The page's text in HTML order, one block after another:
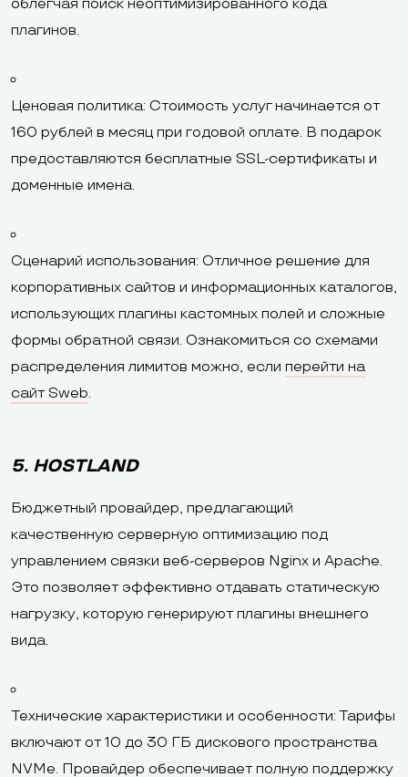
облегчая поиск неоптимизированного кода
плагинов.
Ценовая политика: Стоимость услуг начинается от
160 рублей в месяц при годовой оплате. В подарок
предоставляются бесплатные SSL-сертификаты и
доменные имена.
Сценарий использования: Отличное решение для
корпоративных сайтов и информационных каталогов,
использующих плагины кастомных полей и сложные
формы обратной связи. Ознакомиться со схемами
распределения лимитов можно, если перейти на
сайт Sweb.
5. HOSTLAND
Бюджетный провайдер, предлагающий
качественную серверную оптимизацию под
управлением связки веб-серверов Nginx и Apache.
Это позволяет эффективно отдавать статическую
нагрузку, которую генерируют плагины внешнего
вида.
Технические характеристики и особенности: Тарифы
включают от 10 до 30 ГБ дискового пространства
NVMe. Провайдер обеспечивает полную поддержку